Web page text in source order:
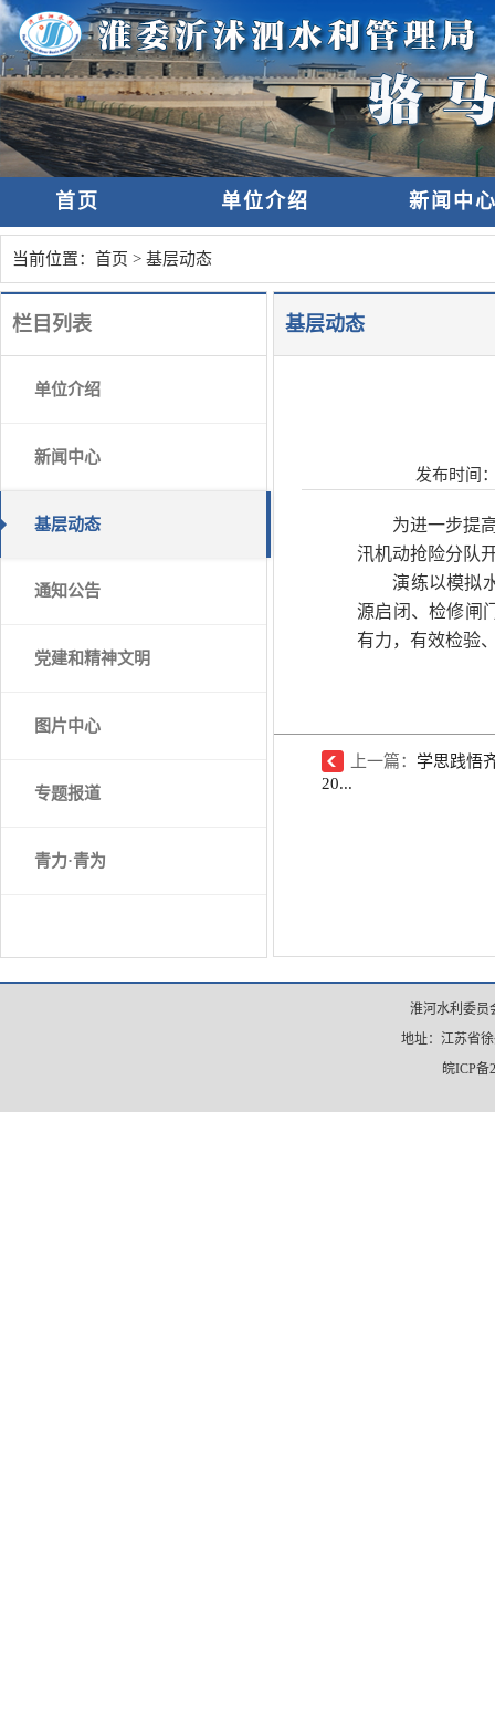
首页 单位介绍 新闻中
当前位置： 首页 > 基层动态
栏目列表
单位介绍
新闻中心
基层动态
通知公告
党建和精神文明
图片中心
专题报道
青力·青为
基层动态
发布时间
为进一步提
汛机动抢险分队
演练以模拟
源启闭、检修闸
有力，有效检验
上一篇： 学思践悟
20...
淮河水利委员
地址：江苏省
皖ICP备